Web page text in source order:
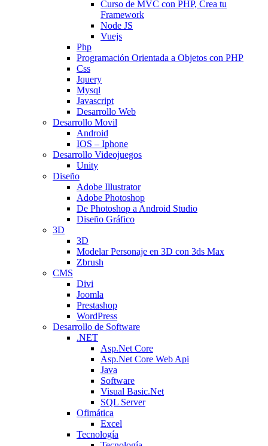
Curso de MVC con PHP, Crea tu
Framework
Node JS
Vuejs
Php
Programación Orientada a Objetos con PHP
Css
Jquery
Mysql
Javascript
Desarrollo Web
Desarrollo Movil
Android
IOS – Iphone
Desarrollo Videojuegos
Unity
Diseño
Adobe Illustrator
Adobe Photoshop
De Photoshop a Android Studio
Diseño Gráfico
3D
3D
Modelar Personaje en 3D con 3ds Max
Zbrush
CMS
Divi
Joomla
Prestashop
WordPress
Desarrollo de Software
.NET
Asp.Net Core
Asp.Net Core Web Api
Java
Software
Visual Basic.Net
SQL Server
Ofimática
Excel
Tecnología